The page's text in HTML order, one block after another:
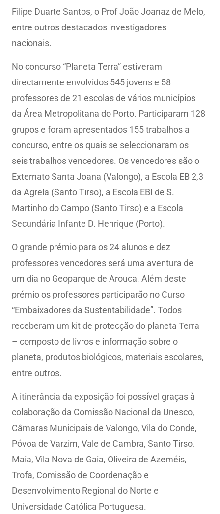
Filipe Duarte Santos, o Prof João Joanaz de Melo,
entre outros destacados investigadores
nacionais.
No concurso “Planeta Terra” estiveram
directamente envolvidos 545 jovens e 58
professores de 21 escolas de vários municípios
da Área Metropolitana do Porto. Participaram 128
grupos e foram apresentados 155 trabalhos a
concurso, entre os quais se seleccionaram os
seis trabalhos vencedores. Os vencedores são o
Externato Santa Joana (Valongo), a Escola EB 2,3
da Agrela (Santo Tirso), a Escola EBI de S.
Martinho do Campo (Santo Tirso) e a Escola
Secundária Infante D. Henrique (Porto).
O grande prémio para os 24 alunos e dez
professores vencedores será uma aventura de
um dia no Geoparque de Arouca. Além deste
prémio os professores participarão no Curso
“Embaixadores da Sustentabilidade”. Todos
receberam um kit de protecção do planeta Terra
– composto de livros e informação sobre o
planeta, produtos biológicos, materiais escolares,
entre outros.
A itinerância da exposição foi possível graças à
colaboração da Comissão Nacional da Unesco,
Câmaras Municipais de Valongo, Vila do Conde,
Póvoa de Varzim, Vale de Cambra, Santo Tirso,
Maia, Vila Nova de Gaia, Oliveira de Azeméis,
Trofa, Comissão de Coordenação e
Desenvolvimento Regional do Norte e
Universidade Católica Portuguesa.